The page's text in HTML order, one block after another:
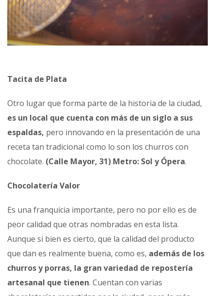
Tacita de Plata
Otro lugar que forma parte de la historia de la ciudad,
es un local que cuenta con más de un siglo a sus
espaldas, pero innovando en la presentación de una
receta tan tradicional como lo son los churros con
chocolate. (Calle Mayor, 31) Metro: Sol y Ópera.
Chocolatería Valor
Es una franquicia importante, pero no por ello es de
peor calidad que otras nombradas en esta lista.
Aunque si bien es cierto, que la calidad del producto
que dan es realmente buena, como es, además de los
churros y porras, la gran variedad de repostería
artesanal que tienen. Cuentan con varias